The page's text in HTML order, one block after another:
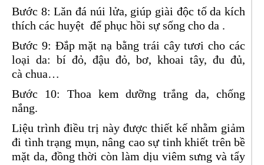
Bước 8: Lăn đá núi lửa, giúp giài độc tố da kích
thích các huyệt để phục hồi sự sống cho da .
Bước 9: Đắp mặt nạ bằng trái cây tươi cho các
loại da: bí đỏ, đậu đỏ, bơ, khoai tây, đu đủ,
cà chua…
Bước 10: Thoa kem dưỡng trắng da, chống
nắng.
Liệu trình điều trị này được thiết kế nhằm giảm
đi tình trạng mụn, nâng cao sự tinh khiết trên bề
mặt da, đồng thời còn làm dịu viêm sưng và tẩy